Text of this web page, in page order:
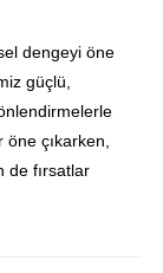
dengeyi öne
güçlü,
öne çıkarken,
de fırsatlar